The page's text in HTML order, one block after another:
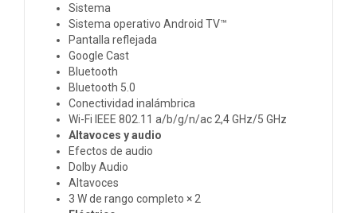
Sistema
Sistema operativo Android TV™
Pantalla reflejada
Google Cast
Bluetooth
Bluetooth 5.0
Conectividad inalámbrica
Wi-Fi IEEE 802.11 a/b/g/n/ac 2,4 GHz/5 GHz
Altavoces y audio
Efectos de audio
Dolby Audio
Altavoces
3 W de rango completo × 2